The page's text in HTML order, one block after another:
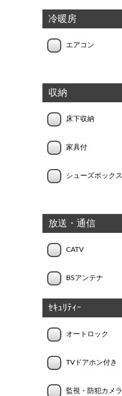
冷暖房
エアコン
収納
床下収納
家具付
シューズボックス
放送・通信
CATV
BSアンテナ
ｾｷｭﾘﾃｨｰ
オートロック
TVドアホン付き
監視・防犯カメラ